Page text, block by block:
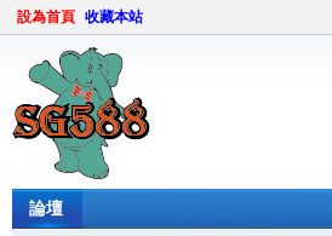
設為首頁 收藏本站
論壇